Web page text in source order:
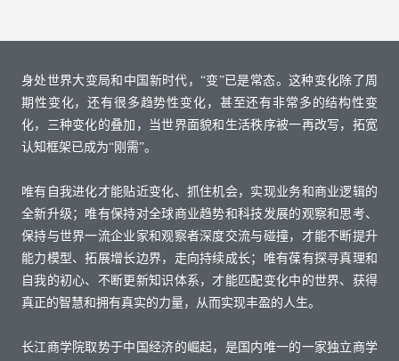
身处世界大变局和中国新时代，“变”已是常态。这种变化除了周
期性变化，还有很多趋势性变化，甚至还有非常多的结构性变
化，三种变化的叠加，当世界面貌和生活秩序被一再改写，拓宽
认知框架已成为“刚需”。
唯有自我进化才能贴近变化、抓住机会，实现业务和商业逻辑的
全新升级；唯有保持对全球商业趋势和科技发展的观察和思考、
保持与世界一流企业家和观察者深度交流与碰撞，才能不断提升
能力模型、拓展增长边界，走向持续成长；唯有葆有探寻真理和
自我的初心、不断更新知识体系，才能匹配变化中的世界、获得
真正的智慧和拥有真实的力量，从而实现丰盈的人生。
长江商学院取势于中国经济的崛起，是国内唯一的一家独立商学